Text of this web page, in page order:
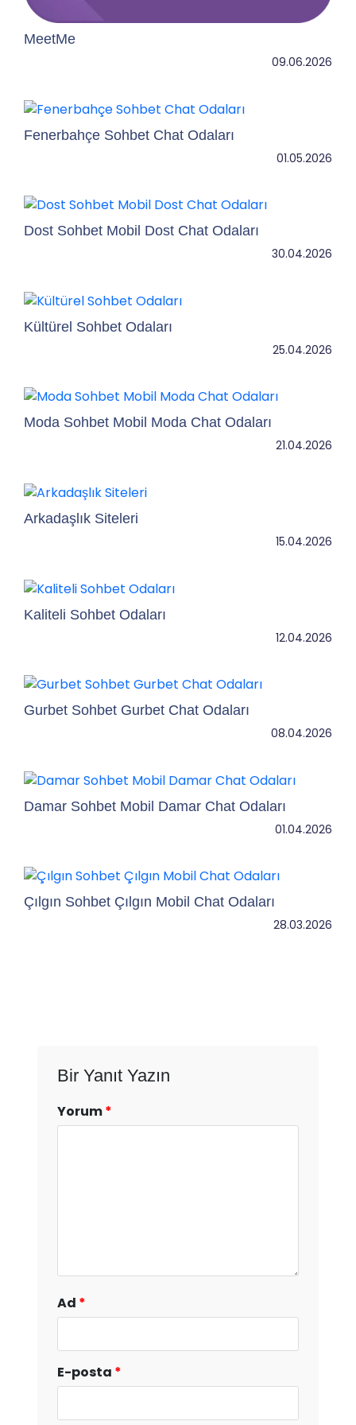
MeetMe
09.06.2026
Fenerbahçe Sohbet Chat Odaları
01.05.2026
Dost Sohbet Mobil Dost Chat Odaları
30.04.2026
Kültürel Sohbet Odaları
25.04.2026
Moda Sohbet Mobil Moda Chat Odaları
21.04.2026
Arkadaşlık Siteleri
15.04.2026
Kaliteli Sohbet Odaları
12.04.2026
Gurbet Sohbet Gurbet Chat Odaları
08.04.2026
Damar Sohbet Mobil Damar Chat Odaları
01.04.2026
Çılgın Sohbet Çılgın Mobil Chat Odaları
28.03.2026
Bir Yanıt Yazın
Yorum*
Ad *
E-posta *